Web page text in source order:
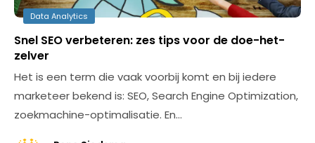
Data Analytics
Snel SEO verbeteren: zes tips voor de doe-het-
zelver
Het is een term die vaak voorbij komt en bij iedere
marketeer bekend is: SEO, Search Engine Optimization,
zoekmachine-optimalisatie. En…